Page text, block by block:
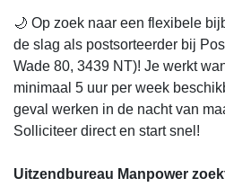
🌙 Op zoek naar een flexibele
de slag als postsorteerder bij
Wade 80, 3439 NT)! Je werkt
minimaal 5 uur per week
geval werken in de nacht van
Solliciteer direct en start snel!
Uitzendbureau Manpower